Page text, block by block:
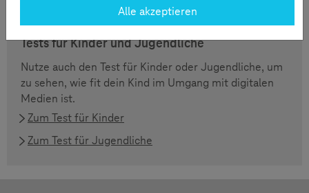
Tests für Kinder und Jugendliche
Nutze auch den Test für Kinder oder Jugendliche, um
zu sehen, wie fit dein Kind im Umgang mit digitalen
Medien ist.
Zum Test für Kinder
Zum Test für Jugendliche
Alle akzeptieren